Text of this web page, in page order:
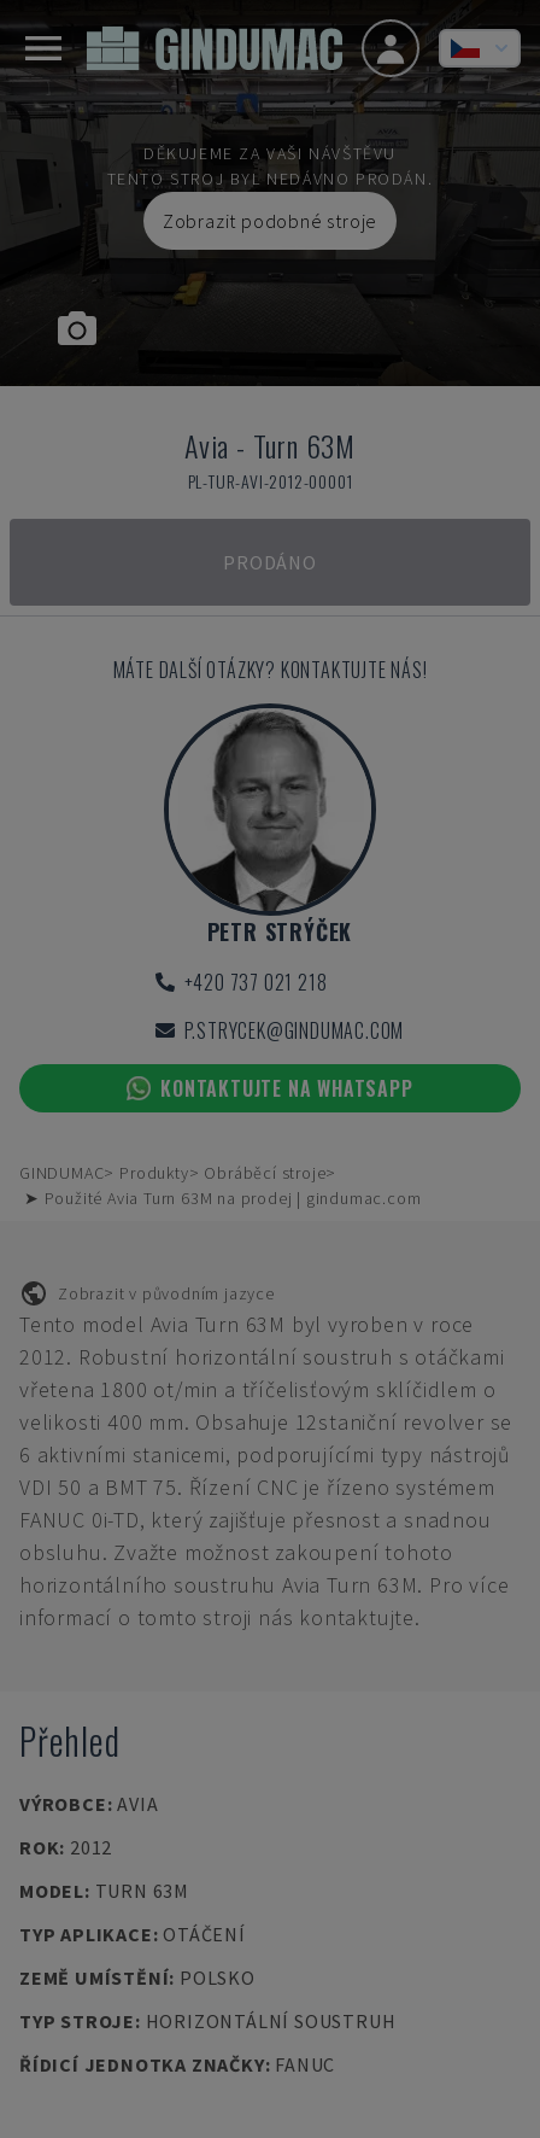
DĚKUJEME ZA VAŠI NÁVŠTĚVU
TENTO STROJ BYL NEDÁVNO PRODÁN.
Zobrazit podobné stroje
Avia - Turn 63M
PL-TUR-AVI-2012-00001
PRODÁNO
MÁTE DALŠÍ OTÁZKY? KONTAKTUJTE NÁS!
PETR STRÝČEK
+420 737 021 218
P.STRYCEK@GINDUMAC.COM
KONTAKTUJTE NA WHATSAPP
GINDUMAC Produkty
Obráběcí stroje
➤ Použité Avia Turn 63M na prodej | gindumac.com
Zobrazit v původním jazyce
Tento model Avia Turn 63M byl vyroben v roce
2012. Robustní horizontální soustruh s otáčkami
vřetena 1800 ot/min a tříčelisťovým sklíčidlem o
velikosti 400 mm. Obsahuje 12staniční revolver se
6 aktivními stanicemi, podporujícími typy nástrojů
VDI 50 a BMT 75. Řízení CNC je řízeno systémem
FANUC 0i-TD, který zajišťuje přesnost a snadnou
obsluhu. Zvažte možnost zakoupení tohoto
horizontálního soustruhu Avia Turn 63M. Pro více
informací o tomto stroji nás kontaktujte.
Přehled
VÝROBCE:AVIA
ROK: 2012
MODEL: TURN 63M
TYP APLIKACE: OTÁČENÍ
ZEMĚ UMÍSTĚNÍ: POLSKO
TYP STROJE: HORIZONTÁLNÍ SOUSTRUH
ŘÍDICÍ JEDNOTKA ZNAČKY: FANUC